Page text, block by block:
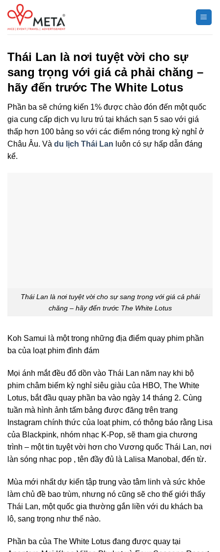
Chuyển
đến
nội
Thái Lan là nơi tuyệt vời cho sự
sang trọng với giá cả phải chăng –
hãy đến trước The White Lotus
Phần ba sẽ chứng kiến ​​1% được chào đón đến một quốc
gia cung cấp dịch vụ lưu trú tại khách sạn 5 sao với giá
thấp hơn 100 bảng so với các điểm nóng trong kỳ nghỉ ở
Châu Âu. Và du lịch Thái Lan luôn có sự hấp dẫn đáng
kể.
Thái Lan là nơi tuyệt vời cho sự sang trọng với giá cả phải
chăng – hãy đến trước The White Lotus
Koh Samui là một trong những địa điểm quay phim phần
ba của loạt phim đình đám
Mọi ánh mắt đều đổ dồn vào Thái Lan năm nay khi bộ
phim châm biếm kỳ nghỉ siêu giàu của HBO, The White
Lotus, bắt đầu quay phần ba vào ngày 14 tháng 2. Cùng
tuần mà hình ảnh tấm bảng được đăng trên trang
Instagram chính thức của loạt phim, có thông báo rằng Lisa
của Blackpink, nhóm nhạc K-Pop, sẽ tham gia chương
trình – một tin tuyệt vời hơn cho Vương quốc Thái Lan, nơi
làn sóng nhạc pop , tên đầy đủ là Lalisa Manobal, đến từ.
Mùa mới nhất dự kiến tập trung vào tâm linh và sức khỏe
làm chủ đề bao trùm, nhưng nó cũng sẽ cho thế giới thấy
Thái Lan, một quốc gia thường gắn liền với du khách ba
lô, sang trọng như thế nào.
Phần ba của The White Lotus đang được quay tại